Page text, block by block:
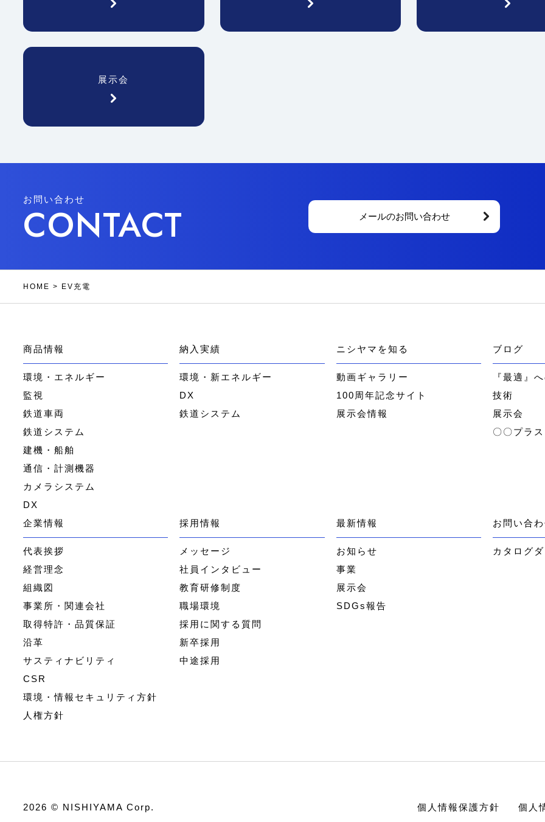
展示会
お問い合わせ
CONTACT メールのお問い合わせ
HOME > EV充電
商品情報
環境・エネルギー
監視
鉄道車両
鉄道システム
建機・船舶
通信・計測機器
カメラシステム
DX
納入実績
環境・新エネルギー
DX
鉄道システム
ニシヤマを知る
動画ギャラリー
100周年記念サイト
展示会情報
ブログ
『最適』
技術
展示会
〇〇プラ
企業情報
代表挨拶
経営理念
組織図
事業所・関連会社
取得特許・品質保証
沿革
サスティナビリティ
CSR
環境・情報セキュリティ方針
人権方針
採用情報
メッセージ
社員インタビュー
教育研修制度
職場環境
採用に関する質問
新卒採用
中途採用
最新情報
お知らせ
事業
展示会
SDGs報告
お問い合
カタログ
個人情報保護方針 個人
2026 © NISHIYAMA Corp.